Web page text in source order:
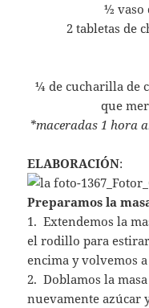
½ vaso
2 tabletas de
¼ de cucharilla de
que
*maceradas 1 hora
ELABORACIÓN:
Preparamos la
1. Extendemos la
el rodillo para
encima y volvemos
2. Doblamos la
nuevamente azúcar